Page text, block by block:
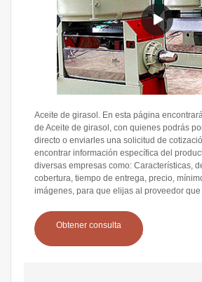
Aceite de girasol. En esta página
de Aceite de girasol, con quienes podrás
directo o enviarles una solicitud de
encontrar información específica del
diversas empresas como: Características,
cobertura, tiempo de entrega, precio,
imágenes, para que elijas al proveedor que
Obtener consulta